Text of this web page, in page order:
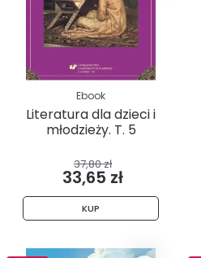
Ebook
Literatura dla dzieci i
młodzieży. T. 5
37,80 zł
33,65 zł
KUP